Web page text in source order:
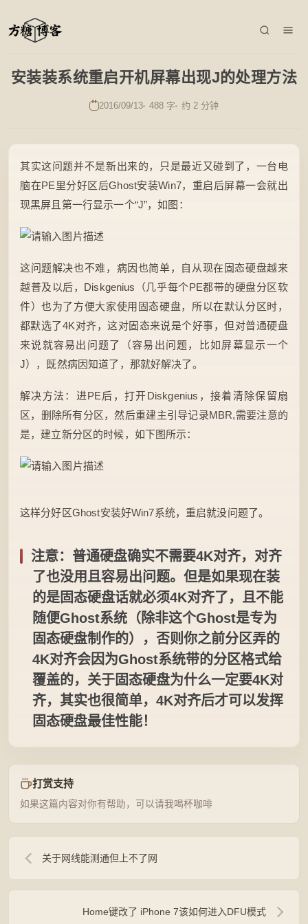
安装装系统重启开机屏幕出现J的处理方法
2016/09/13 488 字 约 2 分钟
其实这问题并不是新出来的，只是最近又碰到了，一台电
脑在PE里分好区后Ghost安装Win7，重启后屏幕一会就出
现黑屏且第一行显示一个“J”，如图：
这问题解决也不难，病因也简单，自从现在固态硬盘越来
越普及以后，Diskgenius（几乎每个PE都带的硬盘分区软
件）也为了方便大家使用固态硬盘，所以在默认分区时，
都默选了4K对齐，这对固态来说是个好事，但对普通硬盘
来说就容易出问题了（容易出问题，比如屏幕显示一个
J），既然病因知道了，那就好解决了。
解决方法：进PE后，打开Diskgenius，接着清除保留扇
区，删除所有分区，然后重建主引导记录MBR,需要注意的
是，建立新分区的时候，如下图所示：
这样分好区Ghost安装好Win7系统，重启就没问题了。
注意：普通硬盘确实不需要4K对齐，对齐
了也没用且容易出问题。但是如果现在装
的是固态硬盘话就必须4K对齐了，且不能
随便Ghost系统（除非这个Ghost是专为
固态硬盘制作的），否则你之前分区弄的
4K对齐会因为Ghost系统带的分区格式给
覆盖的，关于固态硬盘为什么一定要4K对
齐，其实也很简单，4K对齐后才可以发挥
固态硬盘最佳性能！
打赏支持
如果这篇内容对你有帮助，可以请我喝杯咖啡
关于网线能测通但上不了网
Home键改了 iPhone 7该如何进入DFU模式